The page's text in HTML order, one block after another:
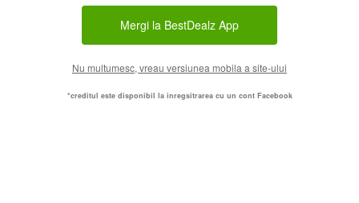
Mergi la BestDealz App
Nu multumesc, vreau versiunea mobila a site-ului
*creditul este disponibil la inregsitrarea cu un cont Facebook